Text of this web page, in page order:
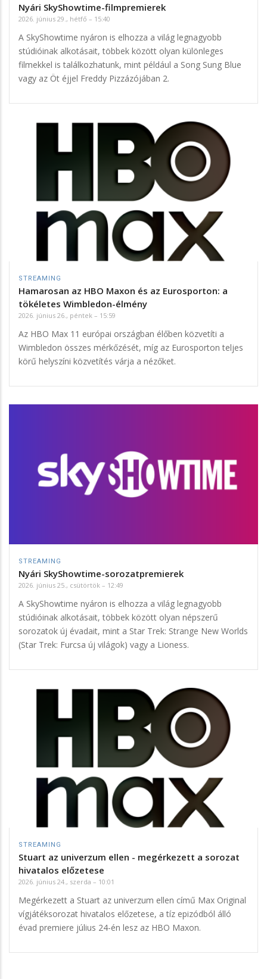
Nyári SkyShowtime-filmpremierek
2026. június 29., hétfő – 15:40
A SkyShowtime nyáron is elhozza a világ legnagyobb
stúdióinak alkotásait, többek között olyan különleges
filmekkel is találkozhatunk, mint például a Song Sung Blue
vagy az Öt éjjel Freddy Pizzázójában 2.
STREAMING
Hamarosan az HBO Maxon és az Eurosporton: a
tökéletes Wimbledon-élmény
2026. június 26., péntek – 15:59
Az HBO Max 11 európai országban élőben közvetíti a
Wimbledon összes mérkőzését, míg az Eurosporton teljes
körű helyszíni közvetítés várja a nézőket.
STREAMING
Nyári SkyShowtime-sorozatpremierek
2026. június 25., csütörtök – 12:49
A SkyShowtime nyáron is elhozza a világ legnagyobb
stúdióinak alkotásait, többek között olyan népszerű
sorozatok új évadait, mint a Star Trek: Strange New Worlds
(Star Trek: Furcsa új világok) vagy a Lioness.
STREAMING
Stuart az univerzum ellen - megérkezett a sorozat
hivatalos előzetese
2026. június 24., szerda – 10:01
Megérkezett a Stuart az univerzum ellen című Max Original
vígjátéksorozat hivatalos előzetese, a tíz epizódból álló
évad premiere július 24-én lesz az HBO Maxon.